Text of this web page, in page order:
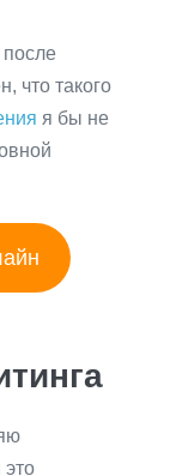
что такого
я бы не